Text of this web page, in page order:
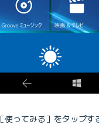
［使ってみる］をタップす